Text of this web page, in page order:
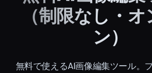
（制限なし・
ン）
無料で使えるAI画像編集ツール。